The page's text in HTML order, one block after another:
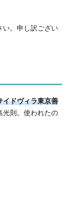
い。申し訳ござい
イドヴィラ東京善
光則。使われたの